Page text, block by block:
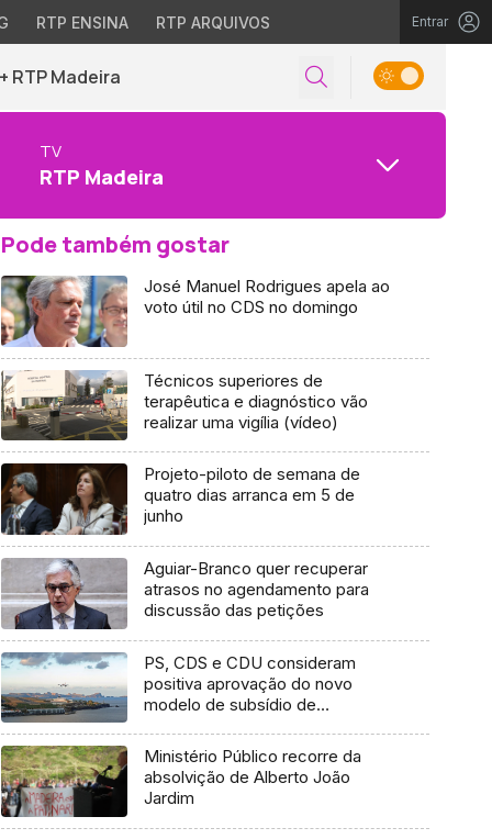
RTP ENSINA RTP ARQUIVOS Entrar
+ RTP Madeira
TV
RTP Madeira
Pode também gostar
José Manuel Rodrigues apela ao
voto útil no CDS no domingo
Técnicos superiores de
terapêutica e diagnóstico vão
realizar uma vigília (vídeo)
Projeto-piloto de semana de
quatro dias arranca em 5 de
junho
Aguiar-Branco quer recuperar
atrasos no agendamento para
discussão das petições
PS, CDS e CDU consideram
positiva aprovação do novo
modelo de subsídio de
Ministério Público recorre da
absolvição de Alberto João
Jardim